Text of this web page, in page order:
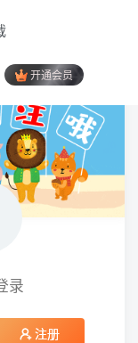
开通会员
录
注册
录
注册